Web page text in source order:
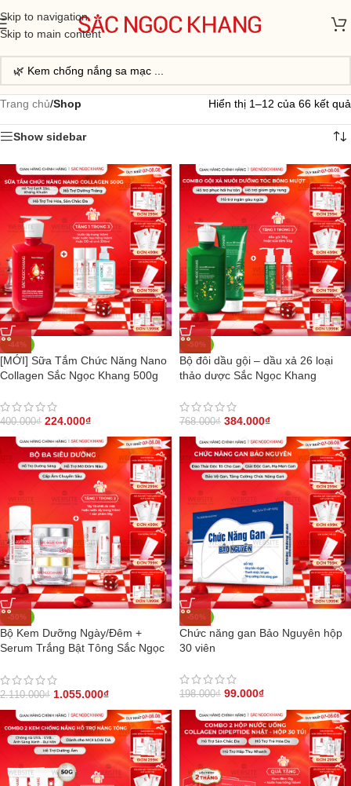
Skip to navigation
Skip to main content
Trang chủ/Shop Hiển thị 1–12 của 66 kết quả
Show sidebar
-44%
[MỚI] Sữa Tắm Chức Năng Nano
Collagen Sắc Ngọc Khang 500g
400.000₫ 224.000₫
-50%
Bộ đôi dầu gội – dầu xả 26 loại
thảo dược Sắc Ngọc Khang
768.000₫ 384.000₫
-50%
Bộ Kem Dưỡng Ngày/Đêm +
Serum Trắng Bật Tông Sắc Ngọc
Kem Ngày 30g + Kem Đêm 30g)
2.110.000₫ 1.055.000₫
-50%
Chức năng gan Bảo Nguyên hộp
30 viên
198.000₫ 99.000₫